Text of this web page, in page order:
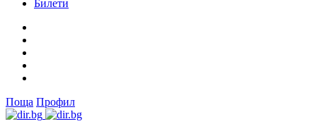
Билети
Поща Профил